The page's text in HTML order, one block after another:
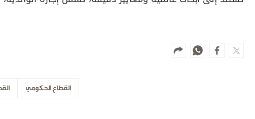
القطاع الحكومي